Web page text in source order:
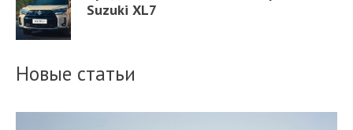
Suzuki XL7
Новые статьи